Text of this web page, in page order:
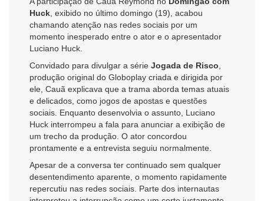
Huck , exibido no último domingo (19), acabou
chamando atenção nas redes sociais por um
momento inesperado entre o ator e o apresentador
Luciano Huck.
Convidado para divulgar a série Jogada de Risco
produção original do Globoplay criada e dirigida por
ele, Cauã explicava que a trama aborda temas atuais
e delicados, como jogos de apostas e questões
sociais. Enquanto desenvolvia o assunto, Luciano
Huck interrompeu a fala para anunciar a exibição de
um trecho da produção. O ator concordou
prontamente e a entrevista seguiu normalmente.
Apesar de a conversa ter continuado sem qualquer
desentendimento aparente, o momento rapidamente
repercutiu nas redes sociais. Parte dos internautas